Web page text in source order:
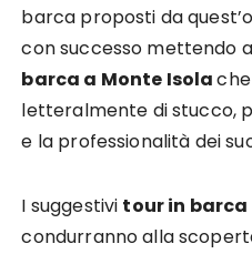
barca proposti da
con successo mettendo
barca a Monte Isola
letteralmente di stucco,
e la professionalità dei
I suggestivi tour in barca
condurranno alla